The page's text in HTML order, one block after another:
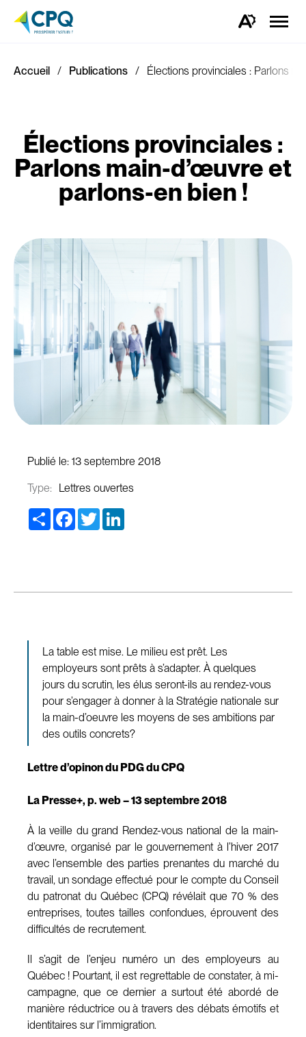
Ouvrez
d'accessibilité.
la
Accueil Publications Élections provinciales : Parlons
Élections provinciales :
Parlons main-d’œuvre et
parlons-en bien !
Publié le: 13 septembre 2018
Type: Lettres ouvertes
Share Facebook
Twitter
La table est mise. Le milieu est prêt. Les
employeurs sont prêts à s’adapter. À quelques
jours du scrutin, les élus seront-ils au rendez-vous
pour s’engager à donner à la Stratégie nationale sur
la main-d’oeuvre les moyens de ses ambitions par
des outils concrets?
Lettre d’opinon du PDG du CPQ
La Presse+, p. web – 13 septembre 2018
À la veille du grand Rendez-vous national de la main-
d’œuvre, organisé par le gouvernement à l’hiver 2017
avec l’ensemble des parties prenantes du marché du
travail, un sondage effectué pour le compte du Conseil
du patronat du Québec (CPQ) révélait que 70 % des
entreprises, toutes tailles confondues, éprouvent des
difficultés de recrutement.
Il s’agit de l’enjeu numéro un des employeurs au
Québec ! Pourtant, il est regrettable de constater, à mi-
campagne, que ce dernier a surtout été abordé de
manière réductrice ou à travers des débats émotifs et
identitaires sur l’immigration.